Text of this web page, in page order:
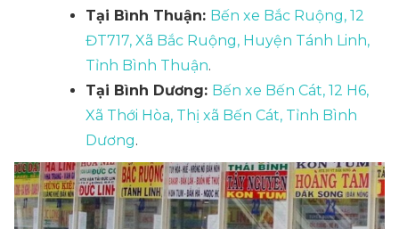
Tại Bình Thuận: Bến xe Bắc Ruộng, 12
ĐT717, Xã Bắc Ruộng, Huyện Tánh Linh,
Tỉnh Bình Thuận.
Tại Bình Dương: Bến xe Bến Cát, 12 H6,
Xã Thới Hòa, Thị xã Bến Cát, Tỉnh Bình
Dương.